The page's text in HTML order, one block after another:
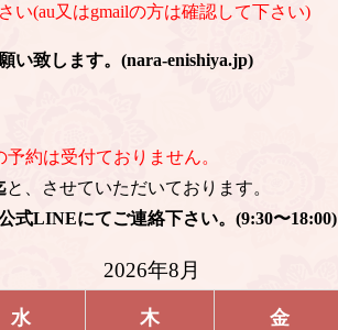
い(au又はgmailの方は確認して下さい)
い致します。(nara-enishiya.jp)
約は受付ておりません。
と、させていただいております。
式LINEにてご連絡下さい。(9:30〜18:00)
2026年8月
水 木 金